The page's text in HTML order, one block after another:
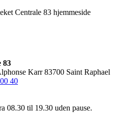
Centrale 83 hjemmeside
83
Karr 83700 Saint Raphael
40
08.30 til 19.30 uden pause.